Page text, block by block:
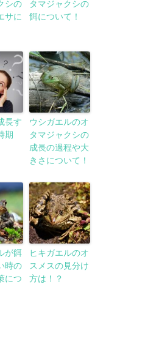
シの
サに
タマジャクシの
餌について！
長す
期
ウシガエルのオ
タマジャクシの
成長の過程や大
きさについて！
が餌
時の
につ
ヒキガエルのオ
スメスの見分け
方は！？